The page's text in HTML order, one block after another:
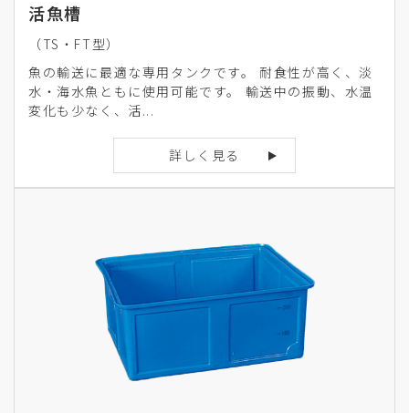
活魚槽
（TS・FT型）
魚の輸送に最適な専用タンクです。 耐食性が高く、淡
水・海水魚ともに使用可能です。 輸送中の振動、水温
変化も少なく、活...
詳しく見る